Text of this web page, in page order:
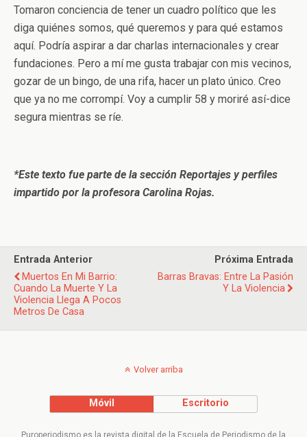
Tomaron conciencia de tener un cuadro político que les
diga quiénes somos, qué queremos y para qué estamos
aquí. Podría aspirar a dar charlas internacionales y crear
fundaciones. Pero a mí me gusta trabajar con mis vecinos,
gozar de un bingo, de una rifa, hacer un plato único. Creo
que ya no me corrompí. Voy a cumplir 58 y moriré así-dice
segura mientras se ríe.
*Este texto fue parte de la sección Reportajes y perfiles
impartido por la profesora Carolina Rojas.
Entrada Anterior
Muertos En Mi Barrio:
Cuando La Muerte Y La
Violencia Llega A Pocos
Metros De Casa
Próxima Entrada
Barras Bravas: Entre La Pasión
Y La Violencia
Volver arriba
Móvil Escritorio